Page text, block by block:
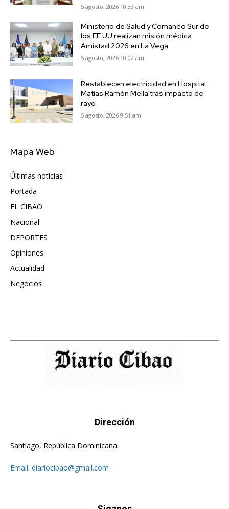
5 agosto, 2026 10:33 am
Ministerio de Salud y Comando Sur de
los EE.UU realizan misión médica
Amistad 2026 en La Vega
5 agosto, 2026 10:02 am
Restablecen electricidad en Hospital
Matías Ramón Mella tras impacto de
rayo
5 agosto, 2026 9:51 am
Mapa Web
Últimas noticias
Portada
EL CIBAO
Nacional
DEPORTES
Opiniones
Actualidad
Negocios
Dirección
Santiago, República Dominicana.
Email: diariocibao@gmail.com